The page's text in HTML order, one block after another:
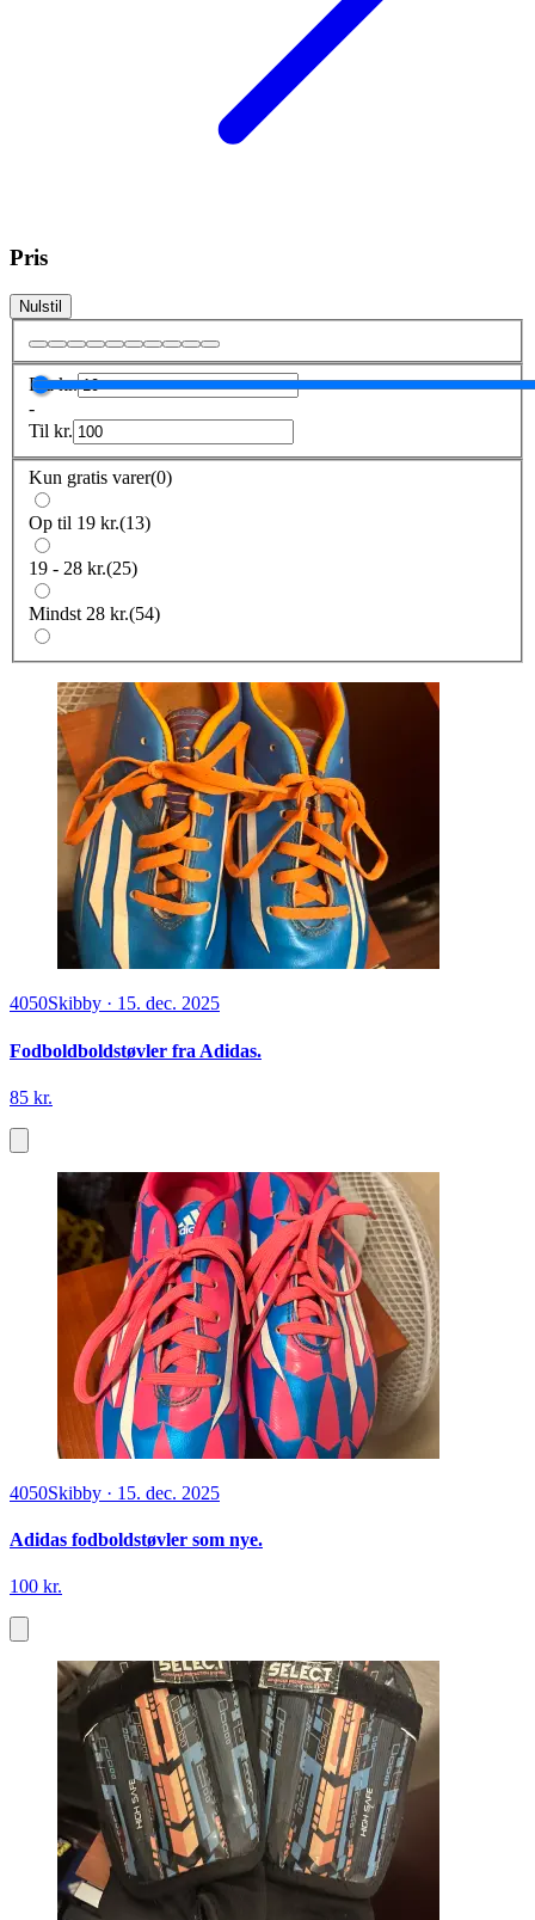
Pris
Nulstil
Frakr.
-
Til kr.
Kun gratis varer(0)
Op til 19 kr.(13)
19 - 28 kr.(25)
Mindst 28 kr.(54)
4050Skibby · 15. dec. 2025
Fodboldboldstøvler fra Adidas.
85 kr.
4050Skibby · 15. dec. 2025
Adidas fodboldstøvler som nye.
100 kr.